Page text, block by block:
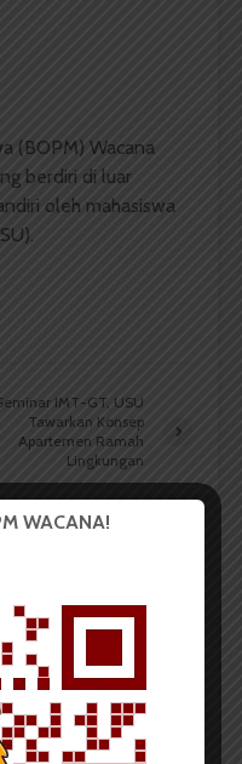
(BOPM) Wacana
berdiri di luar
oleh mahasiswa
IMT-GT, USU
Tawarkan Konsep
Apartemen Ramah
Lingkungan
Riset
Inovasi
WACANA!